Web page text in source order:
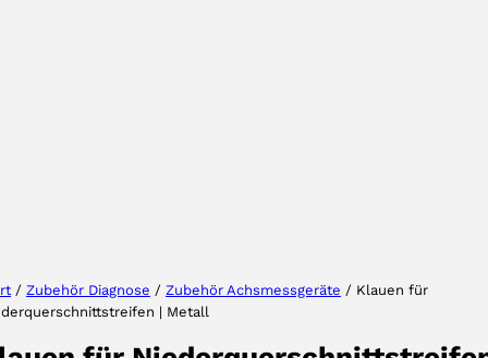
/ Zubehör Diagnose / Zubehör Achsmessgeräte / Klauen für
| Metall
AKZEPTIEREN